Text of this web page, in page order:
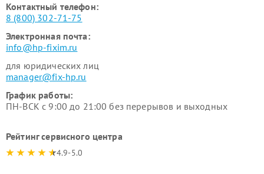
Контактный телефон:
8 (800) 302-71-75
Электронная почта:
info@hp-fixim.ru
для юридических лиц
manager@fix-hp.ru
График работы:
ПН-ВСК с 9:00 до 21:00 без перерывов и выходных
Рейтинг сервисного центра
4.9-5.0